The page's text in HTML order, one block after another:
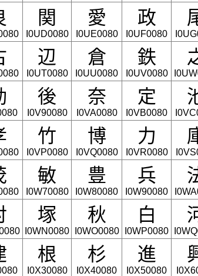
関
I0UD0080
愛
I0UE0080
政
I0UF0080
辺
I0UT0080
倉
I0UU0080
鉄
I0UV0080
後
I0V90080
奈
I0VA0080
定
I0VB0080
竹
I0VP0080
博
I0VQ0080
力
I0VR0080
敏
I0W70080
豊
I0W80080
兵
I0W90080
塚
I0WN0080
秋
I0WO0080
白
I0WP0080
根
I0X30080
杉
I0X40080
進
I0X50080